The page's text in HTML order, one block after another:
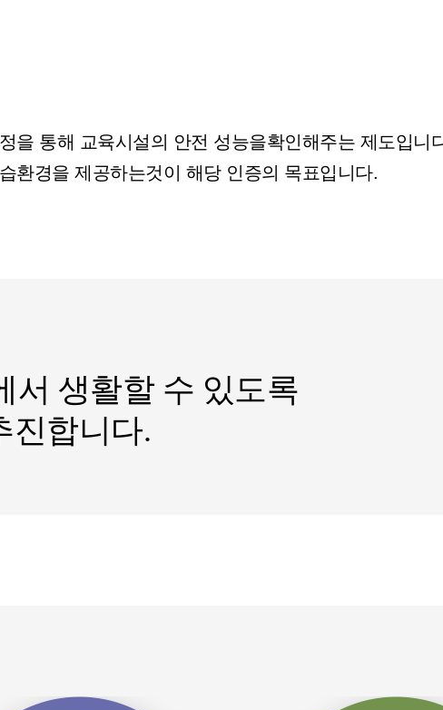
을 통해 교육시설의 안전 성능을확인해주는 제도입니
환경을 제공하는것이 해당 인증의 목표입니다.
서 생활할 수 있도록
진합니다.